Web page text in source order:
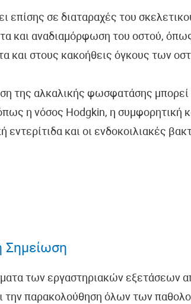
επίσης σε διαταραχές του
και αναδιαμόρφωση του οστού,
και στους κακοήθεις όγκους των
της αλκαλικής φωσφατάσης μπορεί
η νόσος Hodgkin, η συμφορητική
εντερίτιδα και οι ενδοκοιλιακές
Σημείωση
των εργαστηριακών εξετάσεων
την παρακολούθηση όλων των